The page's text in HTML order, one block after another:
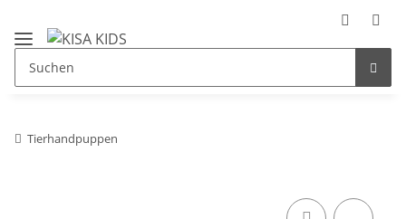
Tierhandpuppen